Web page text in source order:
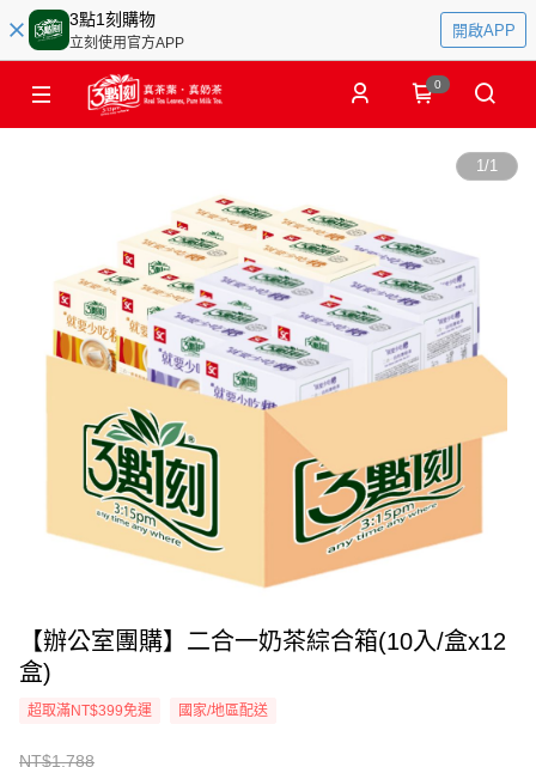
3點1刻購物
立刻使用官方APP
開啟APP
0
1/1
【辦公室團購】二合一奶茶綜合箱(10入/盒x12
盒)
超取滿NT$399免運 國家/地區配送
NT$1,788